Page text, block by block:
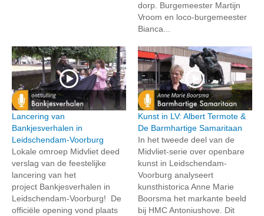
dorp. Burgemeester Martijn
Vroom en loco-burgemeester
Bianca...
Lancering van
Bankjesverhalen in
Leidschendam-Voorburg
Lokale omroep Midvliet deed
verslag van de feestelijke
lancering van het
project Bankjesverhalen in
Leidschendam-Voorburg! De
officiële opening vond plaats
Kunst in LV: Albert Termote &
De Barmhartige Samaritaan
In het tweede deel van de
Midvliet-serie over openbare
kunst in Leidschendam-
Voorburg analyseert
kunsthistorica Anne Marie
Boorsma het markante beeld
bij HMC Antoniushove. Dit